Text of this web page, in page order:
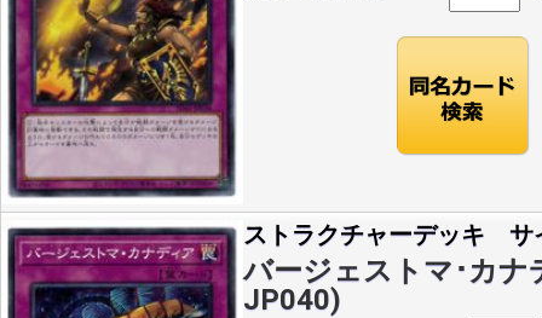
ストラクチャーデッキ サ
バージェストマ･カナ
JP040)